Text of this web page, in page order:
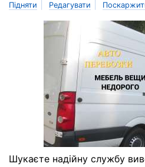
Підняти Редагувати
Шукаєте надійну службу